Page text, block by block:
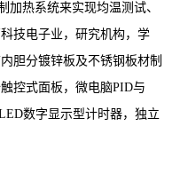
热系统来实现均温测试、
技电子业，研究机构，学
胆分镀锌板及不锈钢板材制
控式面板，微电脑PID与
数字显示型计时器，独立